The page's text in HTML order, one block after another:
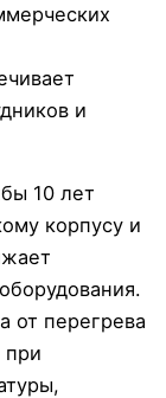
и
10 лет
корпусу и
от перегрева
при